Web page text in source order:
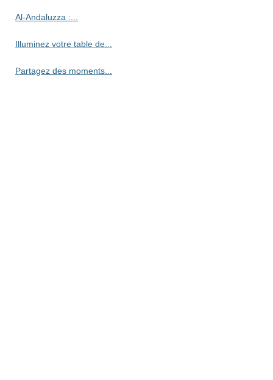
Al-Andaluzza :...
Illuminez votre table de...
Partagez des moments...